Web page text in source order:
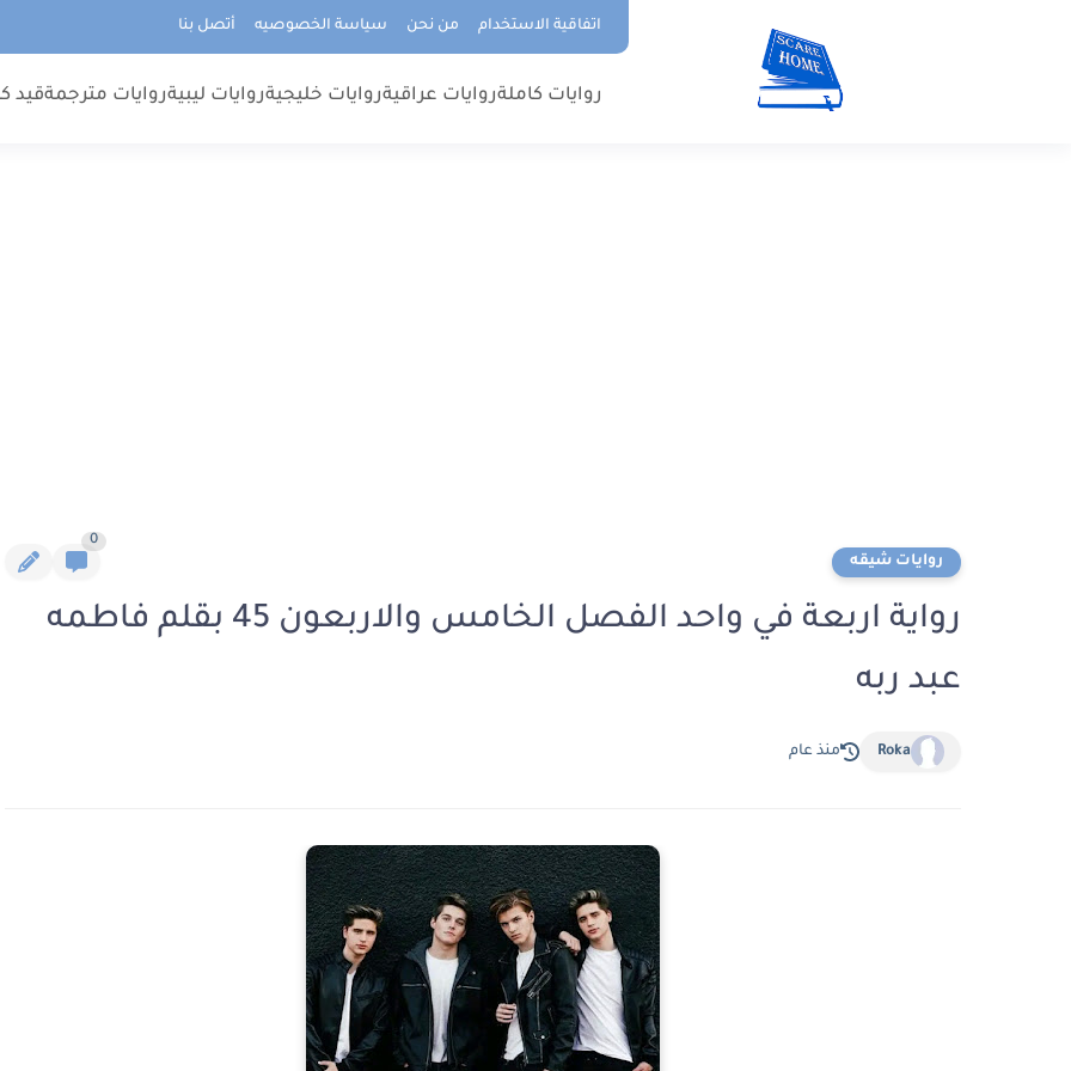
اتفاقية الاستخدام من نحن سياسة الخصوصيه أتصل بنا
روايات كاملةروايات عراقيةروايات خليجيةروايات ليبيةروايات مترجمةقيد
روايات شيقه
0
رواية اربعة في واحد الفصل الخامس والاربعون 45 بقلم فاطمه
عبد ربه
Roka منذ عام